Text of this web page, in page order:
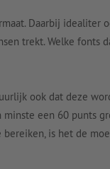
Daarbij idealiter
trekt. Welke fonts
ook dat deze
een 60 punts
is het de